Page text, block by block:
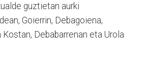
guztietan aurki
Goierrin, Debagoiena,
Kostan, Debabarrenan eta Urola